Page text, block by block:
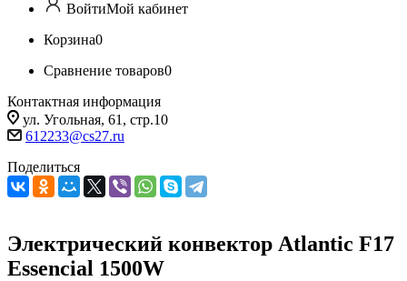
ВойтиМой кабинет
Корзина0
Сравнение товаров0
Контактная информация
ул. Угольная, 61, стр.10
612233@cs27.ru
Поделиться
Электрический конвектор Atlantic F17
Essencial 1500W